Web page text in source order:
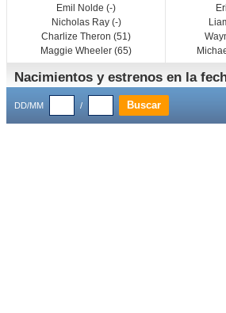
Emil Nolde (-)
Nicholas Ray (-)
Charlize Theron (51)
Maggie Wheeler (65)
Nacimientos y estrenos en la
DD/MM /